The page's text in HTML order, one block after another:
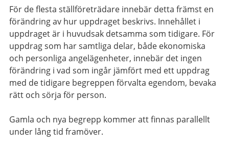
För de flesta ställföreträdare innebär detta främst en
förändring av hur uppdraget beskrivs. Innehållet i
uppdraget är i huvudsak detsamma som tidigare. För
uppdrag som har samtliga delar, både ekonomiska
och personliga angelägenheter, innebär det ingen
förändring i vad som ingår jämfört med ett uppdrag
med de tidigare begreppen förvalta egendom, bevaka
rätt och sörja för person.
Gamla och nya begrepp kommer att finnas parallellt
under lång tid framöver.